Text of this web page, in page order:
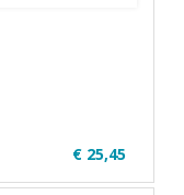
€ 25,45